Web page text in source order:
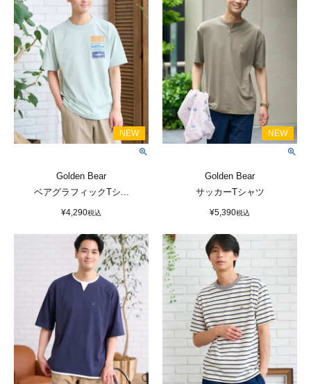
Golden Bear
ベアグラフィックTシ...
¥4,290税込
Golden Bear
サッカーTシャツ
¥5,390税込